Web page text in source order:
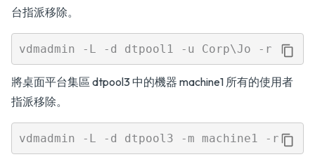
台指派移除。
將桌面平台集區 dtpool3 中的機器 machine1 所有的使用者
指派移除。